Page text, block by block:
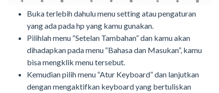
Buka terlebih dahulu menu setting atau pengaturan
yang ada pada hp yang kamu gunakan.
Pilihlah menu “Setelan Tambahan” dan kamu akan
dihadapkan pada menu “Bahasa dan Masukan”, kamu
bisa mengklik menu tersebut.
Kemudian pilih menu “Atur Keyboard” dan lanjutkan
dengan mengaktifkan keyboard yang bertuliskan